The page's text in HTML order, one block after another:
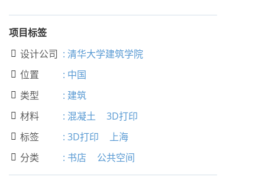
项目标签
 设计公司 : 清华大学建筑学院
 位置 : 中国
 类型 : 建筑
 材料 : 混凝土 3D打印
 标签 : 3D打印 上海
 分类 : 书店 公共空间